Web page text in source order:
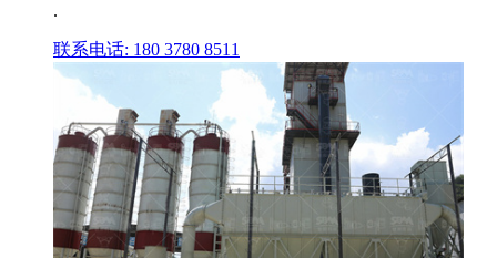
.
联系电话: 180 3780 8511